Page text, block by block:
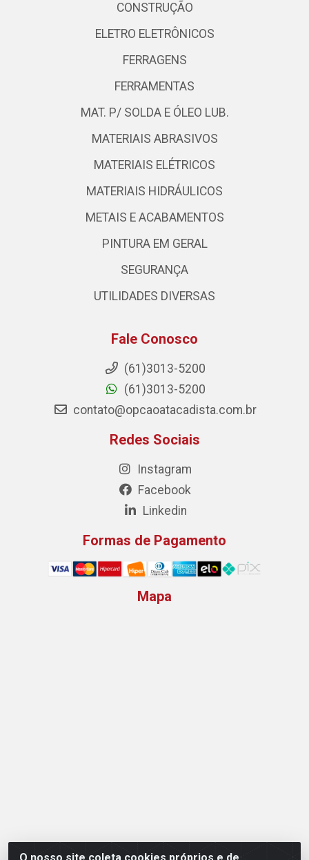
CONSTRUÇÃO
ELETRO ELETRÔNICOS
FERRAGENS
FERRAMENTAS
MAT. P/ SOLDA E ÓLEO LUB.
MATERIAIS ABRASIVOS
MATERIAIS ELÉTRICOS
MATERIAIS HIDRÁULICOS
METAIS E ACABAMENTOS
PINTURA EM GERAL
SEGURANÇA
UTILIDADES DIVERSAS
Fale Conosco
(61)3013-5200
(61)3013-5200
contato@opcaoatacadista.com.br
Redes Sociais
Instagram
Facebook
Linkedin
Formas de Pagamento
Mapa